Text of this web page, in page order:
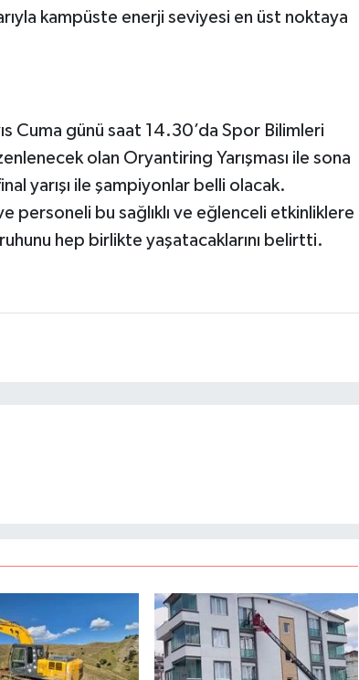
kampüste enerji seviyesi en üst noktaya
Cuma günü saat 14.30’da Spor Bilimleri
olan Oryantiring Yarışması ile sona
yarışı ile şampiyonlar belli olacak.
bu sağlıklı ve eğlenceli etkinliklere
hep birlikte yaşatacaklarını belirtti.